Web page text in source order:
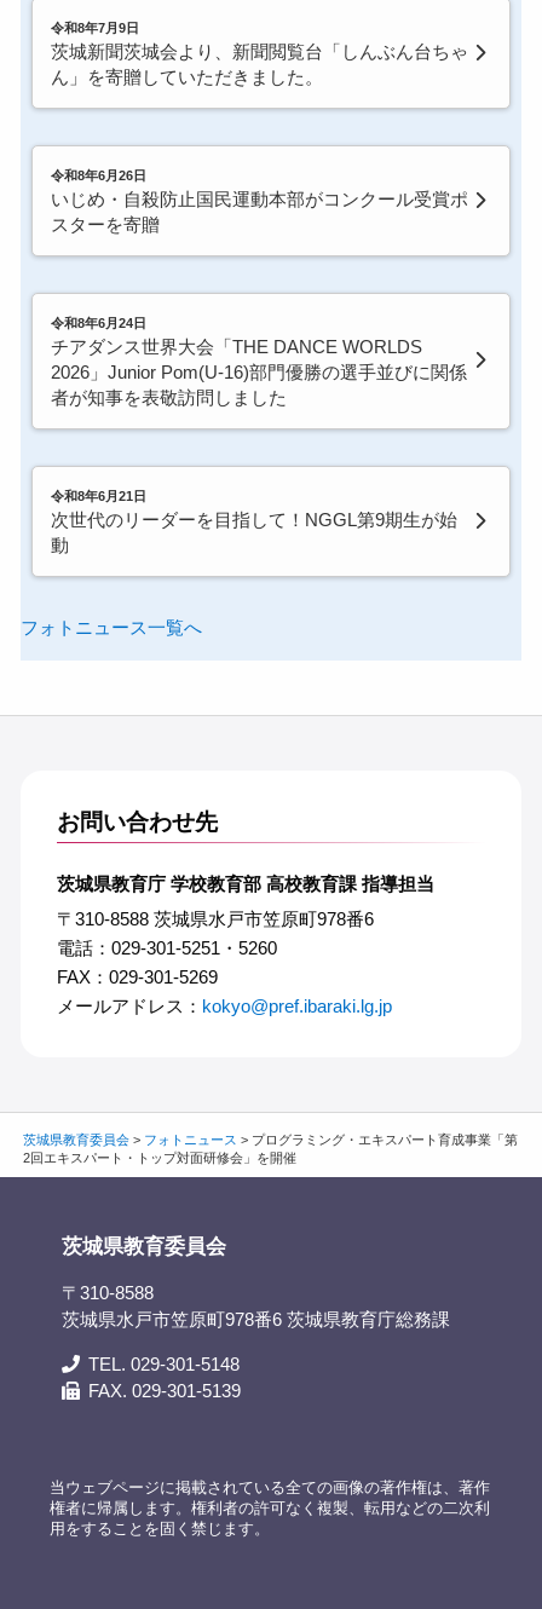
令和8年7月9日
茨城新聞茨城会より、新聞閲覧台「しんぶん台ちゃ
ん」を寄贈していただきました。
令和8年6月26日
いじめ・自殺防止国民運動本部がコンクール受賞ポ
スターを寄贈
令和8年6月24日
チアダンス世界大会「THE DANCE WORLDS
2026」Junior Pom(U-16)部門優勝の選手並びに関係
者が知事を表敬訪問しました
令和8年6月21日
次世代のリーダーを目指して！NGGL第9期生が始
動
フォトニュース一覧へ
お問い合わせ先
茨城県教育庁 学校教育部 高校教育課 指導担当
〒310-8588 茨城県水戸市笠原町978番6
電話：029-301-5251・5260
FAX：029-301-5269
メールアドレス： kokyo@pref.ibaraki.lg.jp
茨城県教育委員会> フォトニュース > プログラミング・エキスパート育成事業「第
2回エキスパート・トップ対面研修会」を開催
茨城県教育委員会
〒310-8588
茨城県水戸市笠原町978番6 茨城県教育庁総務課
TEL. 029-301-5148
FAX. 029-301-5139
当ウェブページに掲載されている全ての画像の著作権は、著作
権者に帰属します。権利者の許可なく複製、転用などの二次利
用をすることを固く禁じます。